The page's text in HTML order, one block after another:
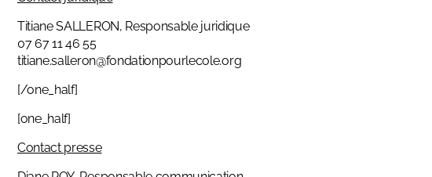
Titiane SALLERON, Responsable juridique
07 67 11 46 55
titiane.salleron@fondationpourlecole.org
[/one_half]
[one_half]
Contact presse